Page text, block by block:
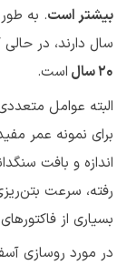
بیشتر است
سال دارند، در
20 سال
است.
البته عوامل
برای نمونه عمر
اندازه و بافت
رفته، سرعت
بسیاری از
در مورد روسازی